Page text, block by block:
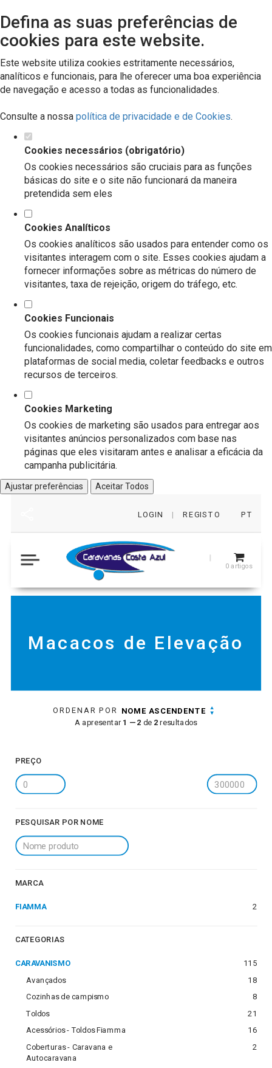
Defina as suas preferências de
cookies para este website.
Este website utiliza cookies estritamente necessários,
analíticos e funcionais, para lhe oferecer uma boa experiência
de navegação e acesso a todas as funcionalidades.
Consulte a nossa política de privacidade e de Cookies.
Cookies necessários (obrigatório)
Os cookies necessários são cruciais para as funções
básicas do site e o site não funcionará da maneira
pretendida sem eles
Cookies Analíticos
Os cookies analíticos são usados para entender como os
visitantes interagem com o site. Esses cookies ajudam a
fornecer informações sobre as métricas do número de
visitantes, taxa de rejeição, origem do tráfego, etc.
Cookies Funcionais
Os cookies funcionais ajudam a realizar certas
funcionalidades, como compartilhar o conteúdo do site em
plataformas de social media, coletar feedbacks e outros
recursos de terceiros.
Cookies Marketing
Os cookies de marketing são usados para entregar aos
visitantes anúncios personalizados com base nas
páginas que eles visitaram antes e analisar a eficácia da
campanha publicitária.
Ajustar preferências Aceitar Todos
LOGIN | REGISTO PT
0 artigos
Macacos de Elevação
ORDENAR POR
NOME ASCENDENTE
A apresentar 1 — 2 de 2 resultados
PREÇO
PESQUISAR POR NOME
MARCA
FIAMMA 2
CATEGORIAS
CARAVANISMO 115
Avançados 18
Cozinhas de campismo
8
Toldos
21
Acessórios - Toldos Fiamma
16
Coberturas - Caravana e
Autocaravana
2